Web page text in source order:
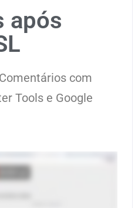
após
com
Tools e Google